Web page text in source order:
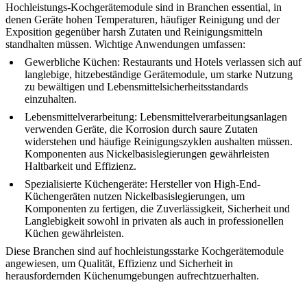
Hochleistungs-Kochgerätemodule sind in Branchen essential, in
denen Geräte hohen Temperaturen, häufiger Reinigung und der
Exposition gegenüber harsh Zutaten und Reinigungsmitteln
standhalten müssen. Wichtige Anwendungen umfassen:
Gewerbliche Küchen: Restaurants und Hotels verlassen sich auf
langlebige, hitzebeständige Gerätemodule, um starke Nutzung
zu bewältigen und Lebensmittelsicherheitsstandards
einzuhalten.
Lebensmittelverarbeitung: Lebensmittelverarbeitungsanlagen
verwenden Geräte, die Korrosion durch saure Zutaten
widerstehen und häufige Reinigungszyklen aushalten müssen.
Komponenten aus Nickelbasislegierungen gewährleisten
Haltbarkeit und Effizienz.
Spezialisierte Küchengeräte: Hersteller von High-End-
Küchengeräten nutzen Nickelbasislegierungen, um
Komponenten zu fertigen, die Zuverlässigkeit, Sicherheit und
Langlebigkeit sowohl in privaten als auch in professionellen
Küchen gewährleisten.
Diese Branchen sind aufhochleistungsstarke Kochgerätemodule
angewiesen, um Qualität, Effizienz und Sicherheit in
herausfordernden Küchenumgebungen aufrechtzuerhalten.